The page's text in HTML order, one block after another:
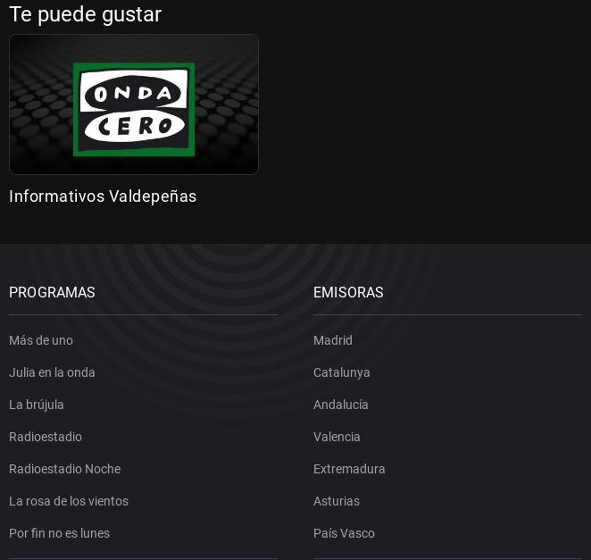
Te puede gustar
Informativos Valdepeñas
PROGRAMAS
Más de uno
Julia en la onda
La brújula
Radioestadio
Radioestadio Noche
La rosa de los vientos
Por fin no es lunes
EMISORAS
Madrid
Catalunya
Andalucía
Valencia
Extremadura
Asturias
País Vasco